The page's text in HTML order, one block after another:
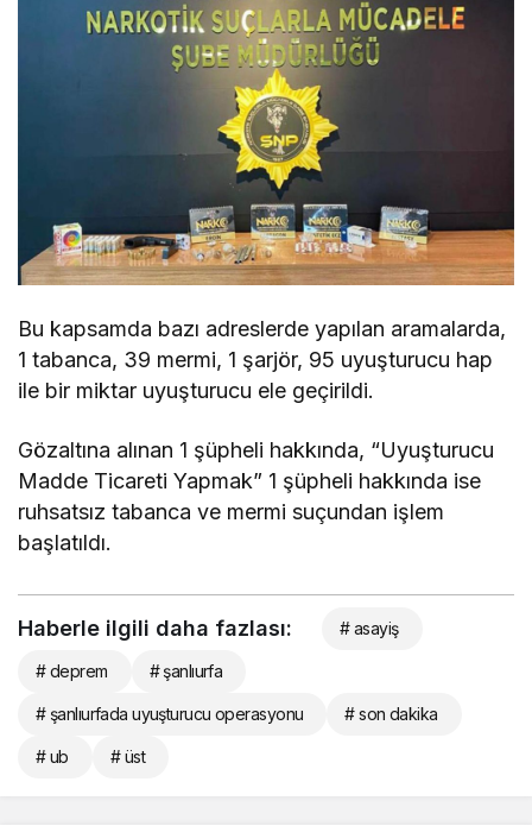
Bu kapsamda bazı adreslerde yapılan aramalarda,
1 tabanca, 39 mermi, 1 şarjör, 95 uyuşturucu hap
ile bir miktar uyuşturucu ele geçirildi.
Gözaltına alınan 1 şüpheli hakkında, “Uyuşturucu
Madde Ticareti Yapmak” 1 şüpheli hakkında ise
ruhsatsız tabanca ve mermi suçundan işlem
başlatıldı.
Haberle ilgili daha fazlası: # asayiş
# deprem # şanlıurfa
# şanlıurfada uyuşturucu operasyonu # son dakika
# ub # üst